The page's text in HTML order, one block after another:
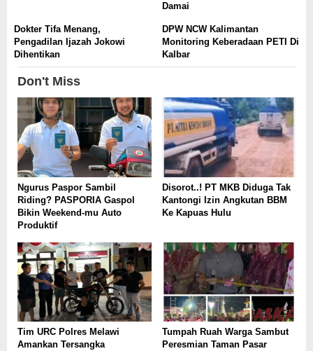
Damai
Dokter Tifa Menang,
Pengadilan Ijazah Jokowi
Dihentikan
DPW NCW Kalimantan
Monitoring Keberadaan PETI Di
Kalbar
Don't Miss
Ngurus Paspor Sambil
Riding? PASPORIA Gaspol
Bikin Weekend-mu Auto
Produktif
Disorot..! PT MKB Diduga Tak
Kantongi Izin Angkutan BBM
Ke Kapuas Hulu
Tim URC Polres Melawi
Amankan Tersangka
Tumpah Ruah Warga Sambut
Peresmian Taman Pasar